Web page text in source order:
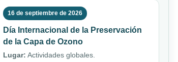
16 de septiembre de 2026
Día Internacional de la Preservación
de la Capa de Ozono
Lugar: Actividades globales.